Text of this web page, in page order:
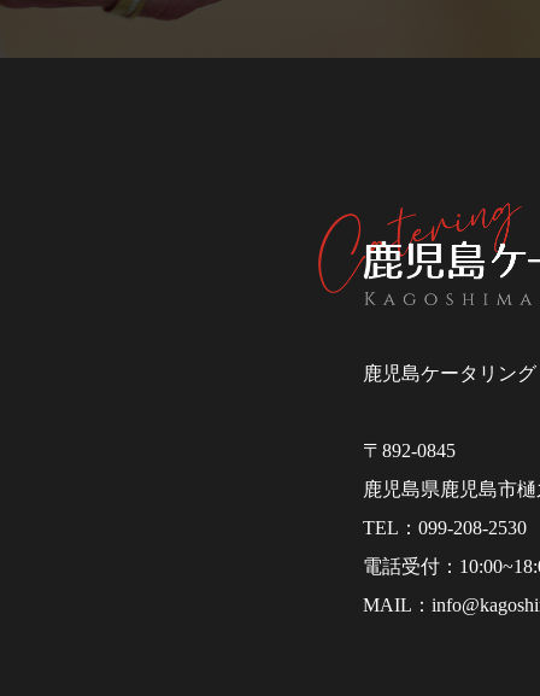
鹿児島ケータリング
〒892-0845
鹿児島県鹿児島市
099-208-2530